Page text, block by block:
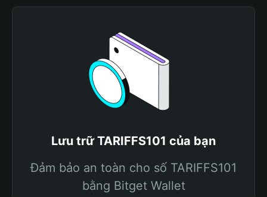
Lưu trữ TARIFFS101 của bạn
Đảm bảo an toàn cho số TARIFFS101
bằng Bitget Wallet